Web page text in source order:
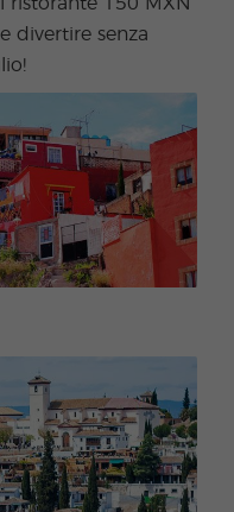
divertire senza